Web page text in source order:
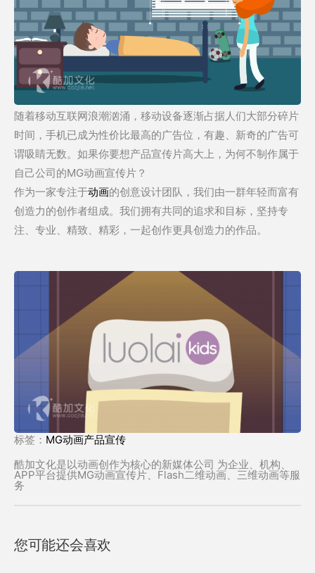
随着移动互联网浪潮汹涌，移动设备逐渐占据人们大部分碎片
时间，手机已成为性价比最高的广告位，有趣、新奇的广告可
谓吸睛无数。如果你要想产品宣传片高大上，为何不制作属于
自己公司的MG动画宣传片？
作为一家专注于动画的创意设计团队，我们由一群年轻而富有
创造力的创作者组成。我们拥有共同的追求和目标，坚持专
注、专业、精致、精彩，一起创作更具创造力的作品。
标签： MG动画产品宣传
酷加文化是以动画创作为核心的新媒体公司 为企业、机构、
APP平台提供MG动画宣传片、Flash二维动画、三维动画等服
务
您可能还会喜欢